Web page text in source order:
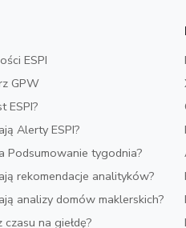
ESPI
GPW
ESPI?
Alerty ESPI?
Podsumowanie tygodnia?
rekomendacje analityków?
analizy domów maklerskich?
czasu na giełdę?